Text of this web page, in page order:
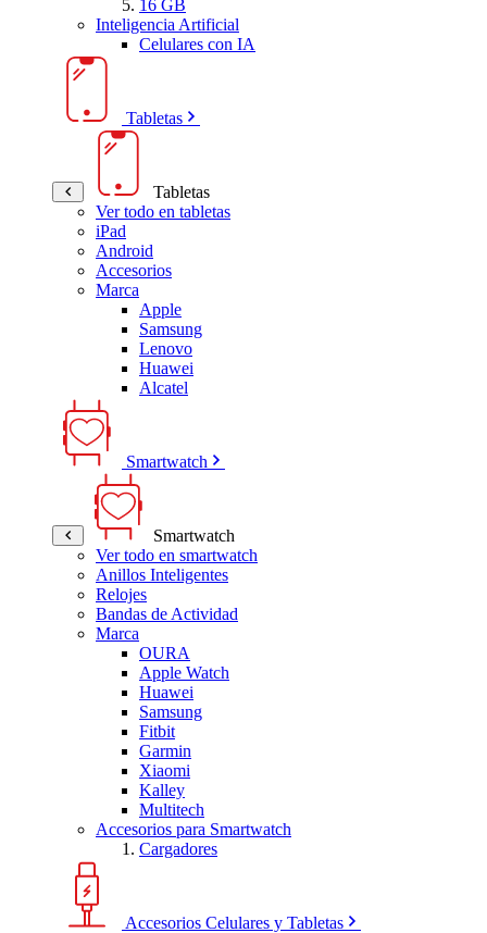
16 GB
Inteligencia Artificial
Celulares con IA
Tabletas
Tabletas
Ver todo en tabletas
iPad
Android
Accesorios
Marca
Apple
Samsung
Lenovo
Huawei
Alcatel
Smartwatch
Smartwatch
Ver todo en smartwatch
Anillos Inteligentes
Relojes
Bandas de Actividad
Marca
OURA
Apple Watch
Huawei
Samsung
Fitbit
Garmin
Xiaomi
Kalley
Multitech
Accesorios para Smartwatch
Cargadores
Accesorios Celulares y Tabletas